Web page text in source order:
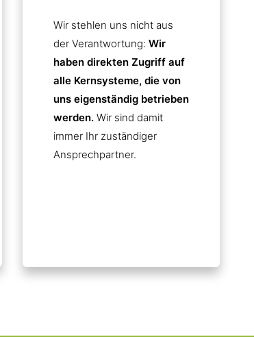
Wir stehlen uns nicht aus
der Verantwortung: Wir
haben direkten Zugriff auf
alle Kernsysteme, die von
uns eigenständig betrieben
werden.Wir sind damit
immer Ihr zuständiger
Ansprechpartner.